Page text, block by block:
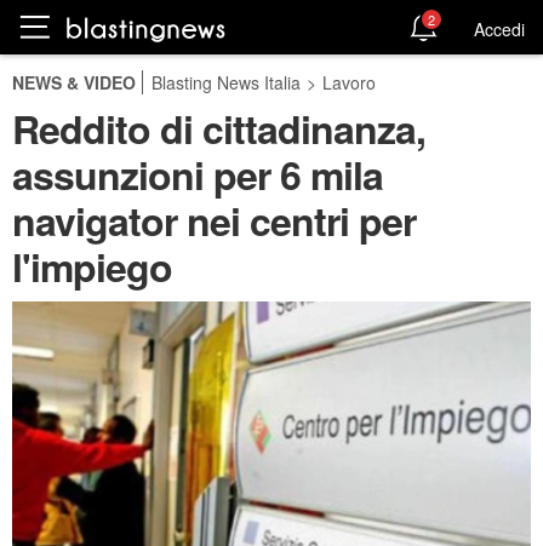
2 Accedi
NEWS & VIDEO Blasting News Italia > Lavoro
Reddito di cittadinanza,
assunzioni per 6 mila
navigator nei centri per
l'impiego